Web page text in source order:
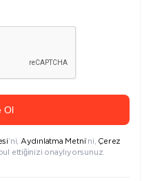
Ol
’ni, Aydınlatma Metni’ni, Çerez
ettiğinizi onaylıyorsunuz.